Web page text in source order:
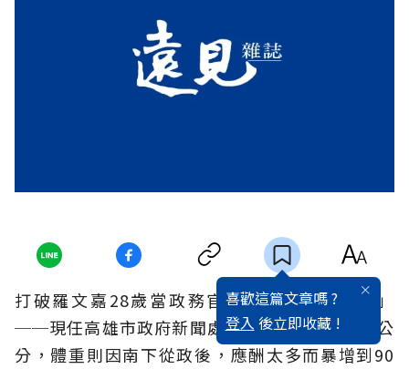
喜歡這篇文章嗎 ?
登入 後立即收藏 !
打破羅文嘉28歲當政務官紀錄的「政壇新銳」
──現任高雄市政府新聞處長林耀文，身高185公
分，體重則因南下從政後，應酬太多而暴增到90